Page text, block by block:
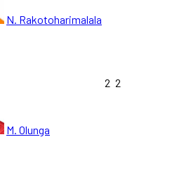
N. Rakotoharimalala
M. Olunga
2 2